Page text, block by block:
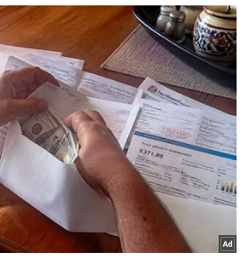
Việt Nam
Phân tích